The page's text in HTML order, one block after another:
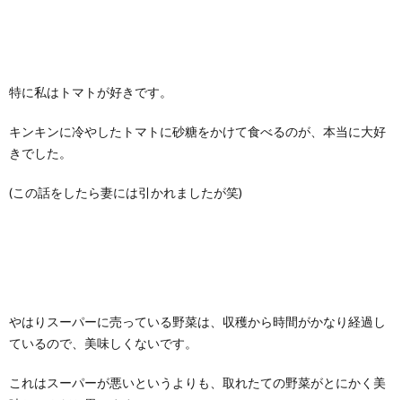
特に私はトマトが好きです。
キンキンに冷やしたトマトに砂糖をかけて食べるのが、本当に大好
きでした。
(この話をしたら妻には引かれましたが笑)
やはりスーパーに売っている野菜は、収穫から時間がかなり経過し
ているので、美味しくないです。
これはスーパーが悪いというよりも、取れたての野菜がとにかく美